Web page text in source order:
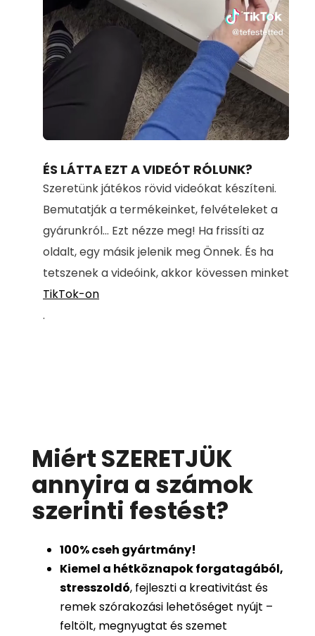
Loaded:
71.00%
ÉS LÁTTA EZT A VIDEÓT RÓLUNK?
Szeretünk játékos rövid videókat készíteni.
Bemutatják a termékeinket, felvételeket a
gyárunkról... Ezt nézze meg! Ha frissíti az
oldalt, egy másik jelenik meg Önnek. És ha
tetszenek a videóink, akkor kövessen minket
TikTok-on
.
Miért SZERETJÜK
annyira a számok
szerinti festést?
100%cseh gyártmány!
Kiemel a hétköznapok forgatagából,
stresszoldó, fejleszti a kreativitást és
remek szórakozási lehetőséget nyújt –
feltölt, megnyugtat és szemet